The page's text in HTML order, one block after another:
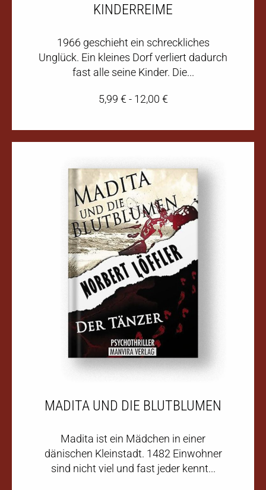
KINDERREIME
1966 geschieht ein schreckliches
Unglück. Ein kleines Dorf verliert dadurch
fast alle seine Kinder. Die...
5,99 €- 12,00 €
MADITA UND DIE BLUTBLUMEN
Madita ist ein Mädchen in einer
dänischen Kleinstadt. 1482 Einwohner
sind nicht viel und fast jeder kennt...